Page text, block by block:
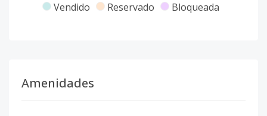
Vendido Reservado Bloqueada
Amenidades